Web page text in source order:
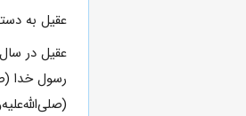
عقیل به
عقیل در سال ۸ ه.ق به همراه همسر و فرزندانش به
رسول خدا